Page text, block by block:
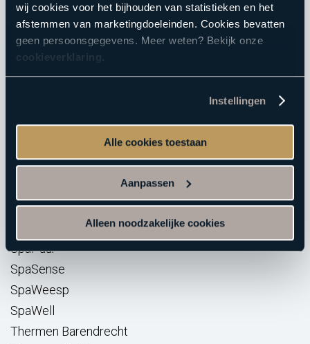
wij cookies voor het bijhouden van statistieken en het
afstemmen van marketingdoeleinden. Cookies bevatten
geen persoonsgegevens. Meer weten? Bekijk onze
cookieverklaring.
Instellingen
Alle cookies toestaan
Aanpassen
Alleen noodzakelijke cookies
Badkledingdagen
Adres & route
Openingstijden
Onze resorts
Elysium
SpaPuur
SpaSense
SpaWeesp
SpaWell
Thermen Barendrecht